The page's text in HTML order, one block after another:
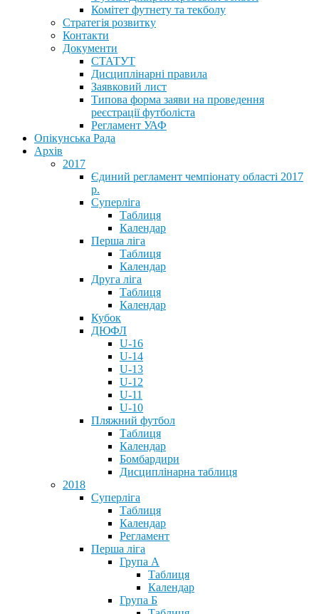
Комітет футнету та текболу
Стратегія розвитку
Контакти
Документи
СТАТУТ
Дисциплінарні правила
Заявковий лист
Типова форма заяви на проведення
реєстрації футболіста
Регламент УАФ
Опікунська Рада
Архів
2017
Єдиний регламент чемпіонату області 2017
р.
Суперліга
Таблиця
Календар
Перша ліга
Таблиця
Календар
Друга ліга
Таблиця
Календар
Кубок
ДЮФЛ
U-16
U-14
U-13
U-12
U-11
U-10
Пляжний футбол
Таблиця
Календар
Бомбардири
Дисциплінарна таблиця
2018
Суперліга
Таблиця
Календар
Регламент
Перша ліга
Група А
Таблиця
Календар
Група Б